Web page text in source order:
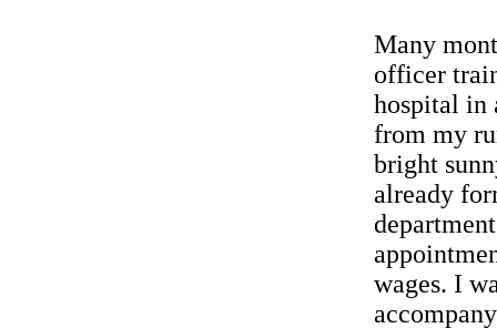
Many
officer
hospital in
from my
bright
already
wages. I